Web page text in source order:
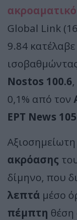
Global Link
9.84
Nostos 100.6
0,1% από τον
ΕΡΤ News
Αξιοσημείωτη
ακρόασης
δίμηνο, που
λεπτά μέσο
πέμπτη θέση